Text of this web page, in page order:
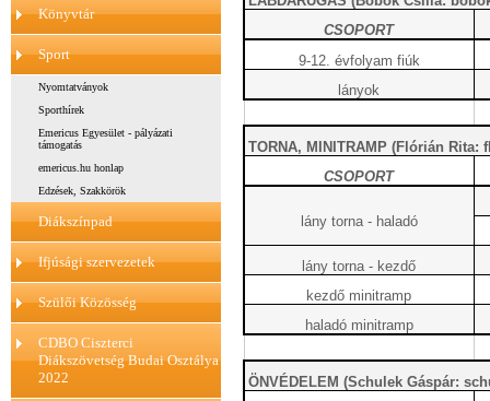
Könyvtár
Sport
Nyomtatványok
Sporthírek
Emericus Egyesület - pályázati
támogatás
emericus.hu honlap
Edzések, Szakkörök
Diákszínpad
Ifjúsági szervezetek
Szülői Közösség
CDBO Ciszterci
Diákszövetség Budai Osztálya
2022
CSOPORT
9-12. évfolyam fiúk
lányok
TORNA, MINITRAMP (Flórián Rita:
CSOPORT
lány torna - haladó
lány torna - kezdő
kezdő minitramp
haladó minitramp
ÖNVÉDELEM (Schulek Gáspár: